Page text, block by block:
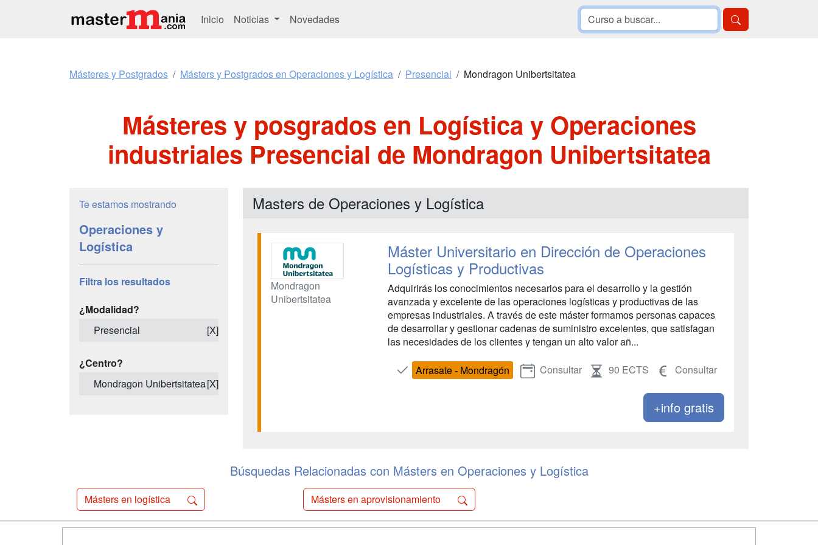
Inicio Noticias Novedades
Másteres y Postgrados Másters y Postgrados en Operaciones y Logística Presencial Mondragon Unibertsitatea
Másteres y posgrados en Logística y Operaciones
industriales Presencial de Mondragon Unibertsitatea
Te estamos mostrando
Operaciones y
Logística
Filtra los resultados
¿Modalidad?
Presencial
[X]
¿Centro?
Mondragon Unibertsitatea[X]
Masters de Operaciones y Logística
Mondragon
Unibertsitatea
Máster Universitario en Dirección de Operaciones
Logísticas y Productivas
Adquirirás los conocimientos necesarios para el desarrollo y la gestión
avanzada y excelente de las operaciones logísticas y productivas de las
empresas industriales. A través de este máster formamos personas capaces
de desarrollar y gestionar cadenas de suministro excelentes, que satisfagan
las necesidades de los clientes y tengan un alto valor añ...
Arrasate - Mondragón Consultar 90 ECTS Consultar
+info gratis
Búsquedas Relacionadas con Másters en Operaciones y Logística
Másters en logística Másters en aprovisionamiento